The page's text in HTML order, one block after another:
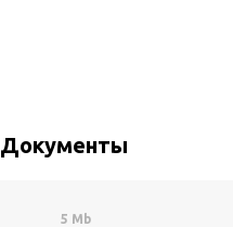
Документы
5 Mb